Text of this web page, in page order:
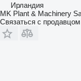
Ирландия
MK Plant & Machinery
Связаться с продавцом